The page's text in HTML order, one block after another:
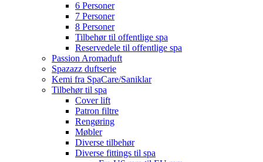
6 Personer
7 Personer
8 Personer
Tilbehør til offentlige spa
Reservedele til offentlige spa
Passion Aromaduft
Spazazz duftserie
Kemi fra SpaCare/Saniklar
Tilbehør til spa
Cover lift
Patron filtre
Rengøring
Møbler
Diverse tilbehør
Diverse fittings til spa